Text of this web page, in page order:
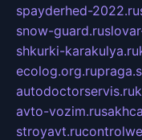
spayderhed-2022.ru
snow-guard.ru
shkurki-karakulya.ru
ecolog.org.ru
autodoctorservis.ru
avto-vozim.ru
stroyavt.ru